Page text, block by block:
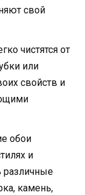
свой
чистятся от
или
свойств и
обои
и
различные
камень,